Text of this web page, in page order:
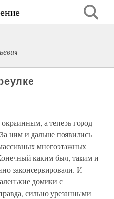
а теперь город
ним и дальше появились
многоэтажных
каким был, таким и
законсервировали. И
домики с
сильно урезанными